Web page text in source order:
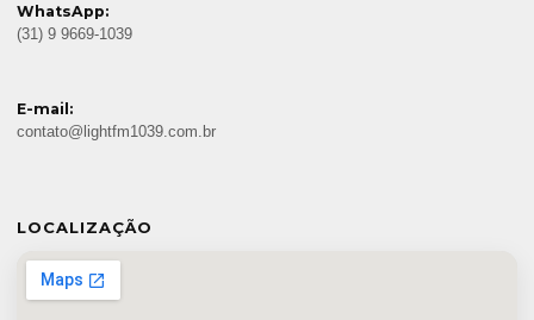
WhatsApp:
(31) 9 9669-1039
E-mail:
contato@lightfm1039.com.br
LOCALIZAÇÃO